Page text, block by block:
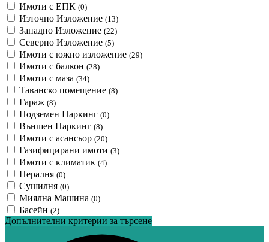
Имоти с ЕПК (0)
Източно Изложение (13)
Западно Изложение (22)
Северно Изложение (5)
Имоти с южно изложение (29)
Имоти с балкон (28)
Имоти с маза (34)
Таванско помещение (8)
Гараж (8)
Подземен Паркинг (0)
Външен Паркинг (8)
Имоти с асансьор (20)
Газифицирани имоти (3)
Имоти с климатик (4)
Пералня (0)
Сушилня (0)
Миялна Машина (0)
Басейн (2)
Допълнителни критерии за търсене